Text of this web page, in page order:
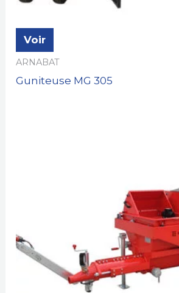
Voir
ARNABAT
Guniteuse MG 305